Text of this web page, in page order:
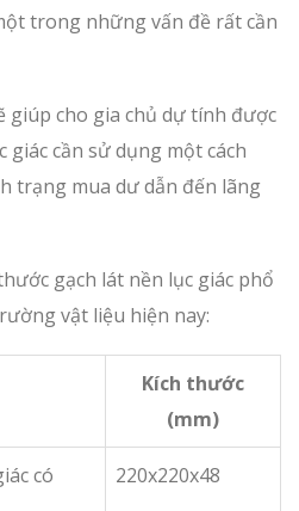
trong những vấn đề rất cần
giúp cho gia chủ dự tính được
cần sử dụng một cách
trạng mua dư dẫn đến lãng
gạch lát nền lục giác phổ
vật liệu hiện nay:
Kích thước
(mm)
có
220x220x48